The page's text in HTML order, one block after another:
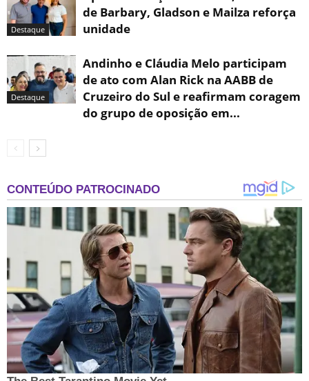
Destaque
de Barbary, Gladson e Mailza reforça
unidade
Destaque
Andinho e Cláudia Melo participam
de ato com Alan Rick na AABB de
Cruzeiro do Sul e reafirmam coragem
do grupo de oposição em...